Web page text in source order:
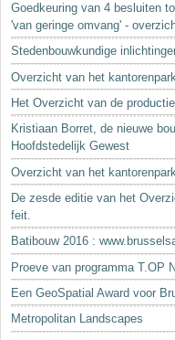
Goedkeuring van 4 besluiten
'van geringe omvang' -
Stedenbouwkundige
Overzicht van het
Het Overzicht van de
Kristiaan Borret, de nieuwe
Hoofdstedelijk Gewest
Overzicht van het
De zesde editie van het
feit.
Batibouw 2016 :
Proeve van programma T.OP
Een GeoSpatial Award voor
Metropolitan Landscapes